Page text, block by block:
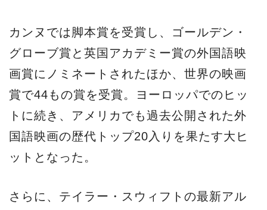
カンヌでは脚本賞を受賞し、ゴールデン・
グローブ賞と英国アカデミー賞の外国語映
画賞にノミネートされたほか、世界の映画
賞で44もの賞を受賞。ヨーロッパでのヒッ
トに続き、アメリカでも過去公開された外
国語映画の歴代トップ20入りを果たす大ヒ
ットとなった。
さらに、テイラー・スウィフトの最新アル